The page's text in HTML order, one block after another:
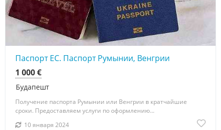
Паспорт ЕС. Паспорт Румынии, Венгрии
Будапешт
1 000 €
Получение паспорта Румынии или Венгрии в кратчайшие
сроки. Предоставляем услуги по оформлению...
10 января 2024